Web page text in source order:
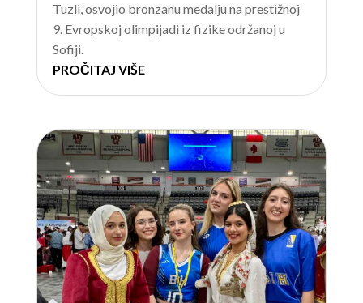
Tuzli, osvojio bronzanu medalju na prestižnoj
9. Evropskoj olimpijadi iz fizike održanoj u
Sofiji.
PROČITAJ VIŠE